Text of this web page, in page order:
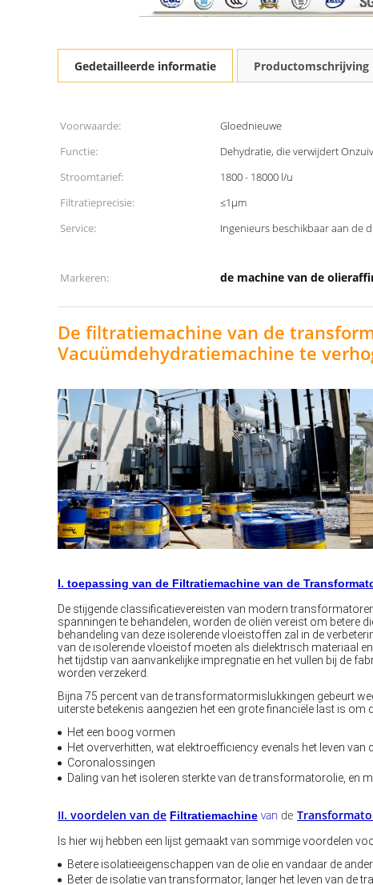
Gedetailleerde informatie Productomschrijving
Voorwaarde: Gloednieuwe
Functie:
Dehydratie, die verwijdert
Stroomtarief:
1800 - 18000 l/u
Filtratieprecisie:
≤1μm
Service:
Ingenieurs beschikbaar aan de
Markeren:
de machine van de
De filtratiemachine van de
Vacuümdehydratiemachine te
I. toepassing van de Filtratiemachine van de
De stijgende classificatievereisten van modern
spanningen te behandelen, worden de oliën vereist om betere
behandeling van deze isolerende vloeistoffen zal in de
van de isolerende vloeistof moeten als diëlektrisch materiaal
het tijdstip van aanvankelijke impregnatie en het vullen bij de
worden verzekerd.
Bijna 75 percent van de transformatormislukkingen gebeurt
uiterste betekenis aangezien het een grote financiële last is
Het een boog vormen
Het oververhitten, wat elektroefficiency evenals het leven
Coronalossingen
Daling van het isoleren sterkte van de transformatorolie, en
II. voordelen van de Filtratiemachine van de
Is hier wij hebben een lijst gemaakt van sommige voordelen
Betere isolatieeigenschappen van de olie en vandaar de
Beter de isolatie van transformator, langer het leven van